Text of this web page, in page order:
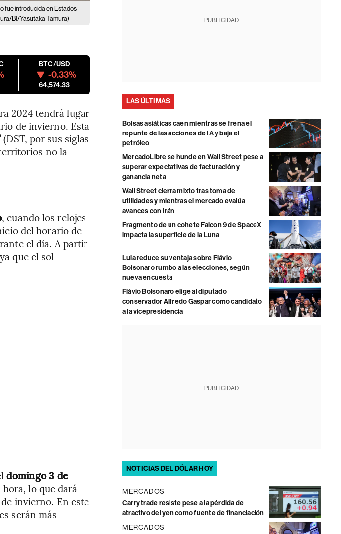
fue introducida en Estados
Bl/Yasutaka Tamura)
BTC/USD
-0.33%
64,574.33
2024 tendrá lugar
de invierno. Esta
(DST, por sus siglas
no la
, cuando los relojes
del horario de
el día. A partir
que el sol
domingo 3 de
lo que dará
invierno. En este
serán más
PUBLICIDAD
LAS ÚLTIMAS
Bolsas asiáticas caen mientras se frena el
repunte de las acciones de IA y baja el
petróleo
MercadoLibre se hunde en Wall Street pese a
superar expectativas de facturación y
ganancia neta
Wall Street cierra mixto tras toma de
utilidades y mientras el mercado evalúa
avances con Irán
Fragmento de un cohete Falcon 9 de SpaceX
impacta la superficie de la Luna
Lula reduce su ventaja sobre Flávio
Bolsonaro rumbo a las elecciones, según
nueva encuesta
Flávio Bolsonaro elige al diputado
conservador Alfredo Gaspar como candidato
a la vicepresidencia
PUBLICIDAD
NOTICIAS DEL DÓLAR HOY
MERCADOS
Carry trade resiste pese a la pérdida de
atractivo del yen como fuente de financiación
MERCADOS